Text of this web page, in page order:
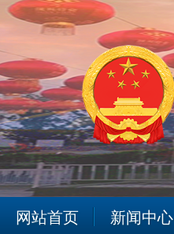
网站首页 新闻中心